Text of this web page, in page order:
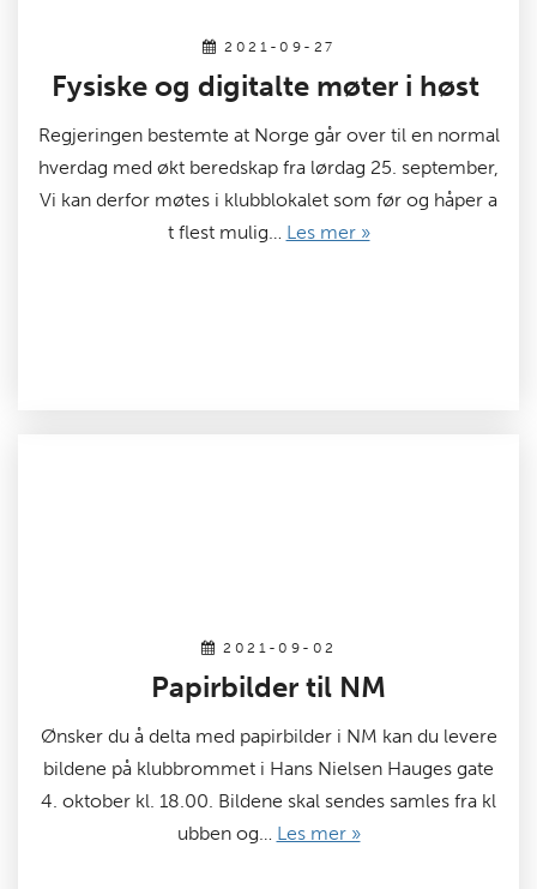
2021-09-27
Fysiske og digitalte møter i høst
Regjeringen bestemte at Norge går over til en normal
hverdag med økt beredskap fra lørdag 25. september,
Vi kan derfor møtes i klubblokalet som før og håper a
t flest mulig… Les mer »
2021-09-02
Papirbilder til NM
Ønsker du å delta med papirbilder i NM kan du levere
bildene på klubbrommet i Hans Nielsen Hauges gate
4. oktober kl. 18.00. Bildene skal sendes samles fra kl
ubben og… Les mer »